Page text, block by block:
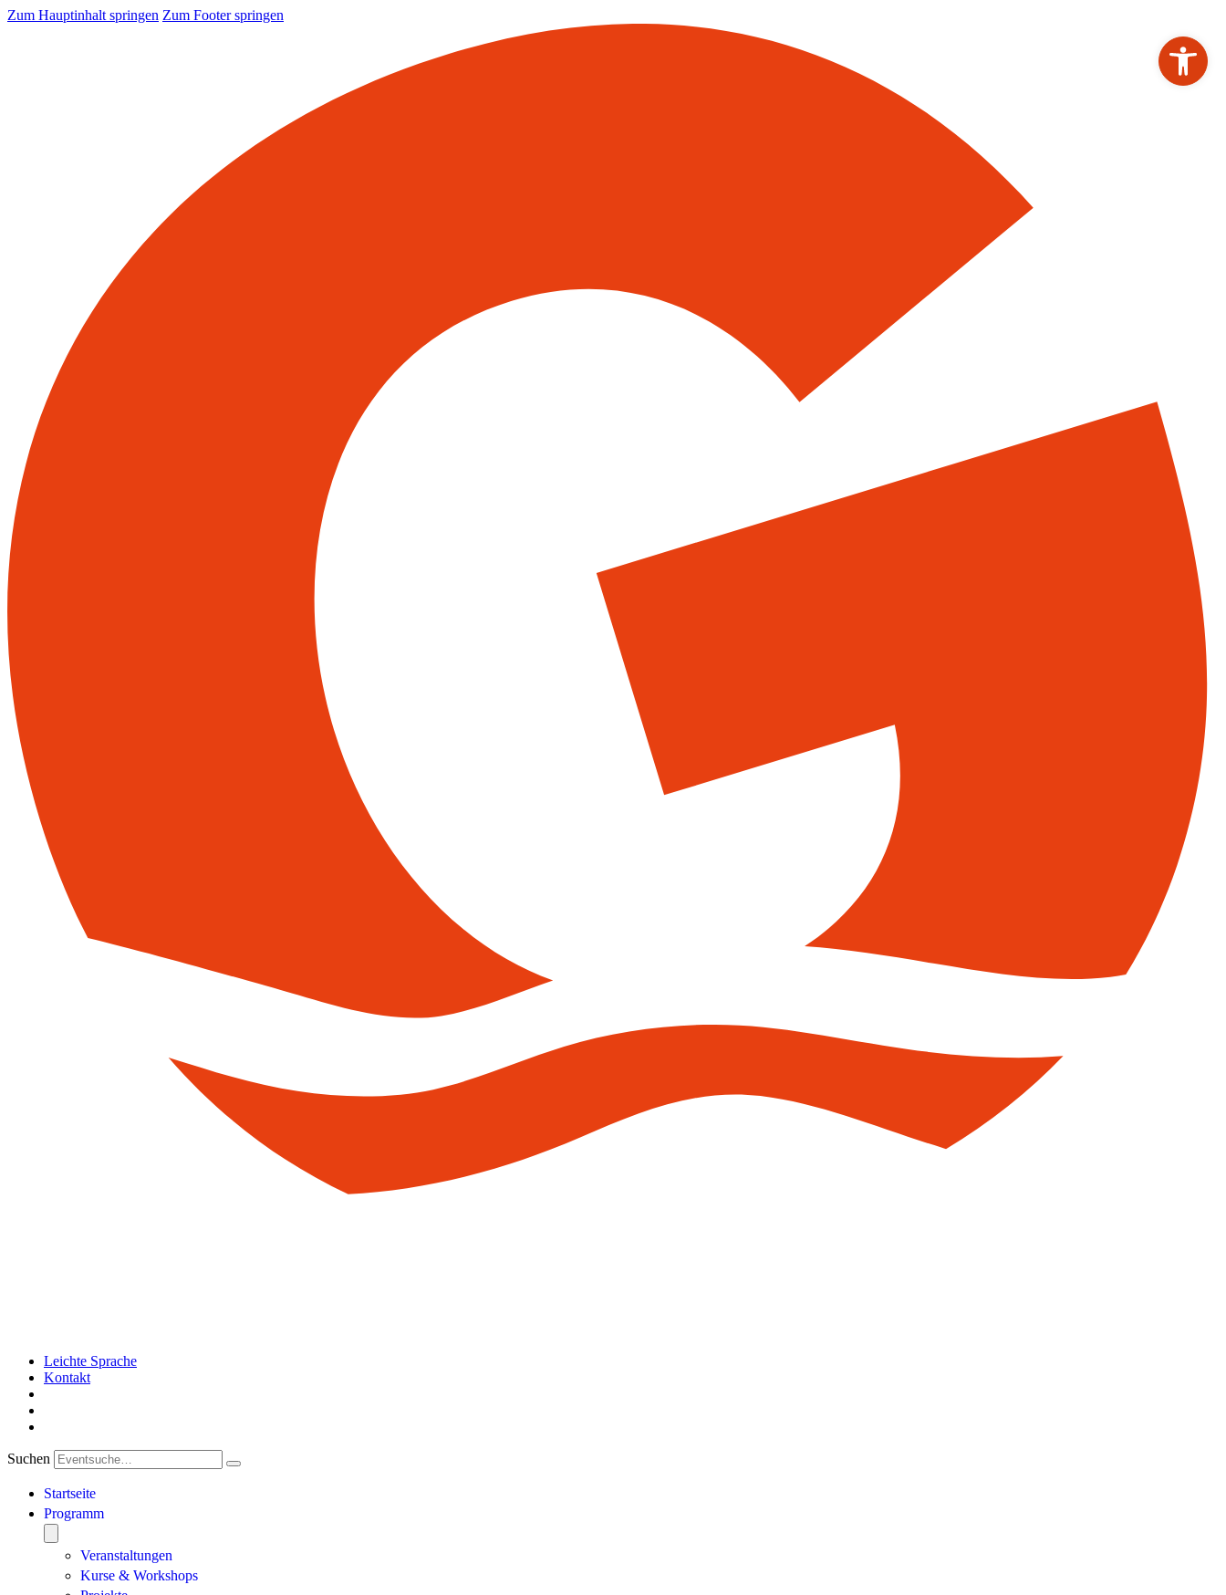
Zum Hauptinhalt springen Zum Footer springen
Leichte Sprache
Kontakt
Suchen
Startseite
Programm
Veranstaltungen
Kurse & Workshops